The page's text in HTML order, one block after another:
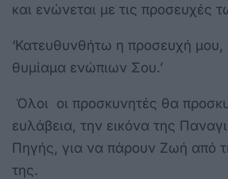
και ενώνεται με τις προσευχές
‘Κατευθυνθήτω η προσευχή
θυμίαμα ενώπιων Σου.’
Όλοι οι προσκυνητές θα
ευλάβεια, την εικόνα της
Πηγής, για να πάρουν Ζωή από
της.